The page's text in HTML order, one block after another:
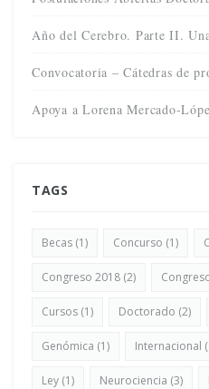
Año del Cerebro. Parte II.
Convocatoria – Cátedras de
Apoya a Lorena Mercado-
TAGS
Becas (1) Concurso (1)
Congreso 2018 (2)
Cursos (1) Doctorado (2)
Genómica (1) Internacional
Ley (1) Neurociencia (3)